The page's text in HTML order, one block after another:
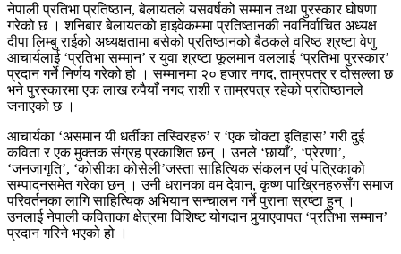
नेपाली प्रतिभा प्रतिष्ठान, बेलायतले यसवर्षको सम्मान तथा पुरस्कार घोषणा
गरेको छ । शनिबार बेलायतको हाइवेकममा प्रतिष्ठानकी नवनिर्वाचित अध्यक्ष
दीपा लिम्बु राईको अध्यक्षतामा बसेको प्रतिष्ठानको बैठकले वरिष्ठ श्रष्टा वेणु
आचार्यलाई ‘प्रतिभा सम्मान’ र युवा श्रष्टा फूलमान वललाई ‘प्रतिभा पुरस्कार’
प्रदान गर्ने निर्णय गरेको हो । सम्मानमा २० हजार नगद, ताम्रपत्र र दोसल्ला छ
भने पुरस्कारमा एक लाख रुपैयाँ नगद राशी र ताम्रपत्र रहेको प्रतिष्ठानले
जनाएको छ ।
आचार्यका ‘असमान यी धर्तीका तस्विरहरु’ र ‘एक चोक्टा इतिहास’ गरी दुई
कविता र एक मुक्तक संग्रह प्रकाशित छन् । उनले ‘छायाँ’, ‘प्रेरणा’,
‘जनजागृति’, ‘कोसीका कोसेली’जस्ता साहित्यिक संकलन एवं पत्रिकाको
सम्पादनसमेत गरेका छन् । उनी धरानका वम देवान, कृष्ण पाख्रिनहरुसँग समाज
परिवर्तनका लागि साहित्यिक अभियान सन्चालन गर्ने पुराना स्रष्टा हुन् ।
उनलाई नेपाली कविताका क्षेत्रमा विशिष्ट योगदान पुर्‍याएवापत ‘प्रतिभा सम्मान’
प्रदान गरिने भएको हो ।